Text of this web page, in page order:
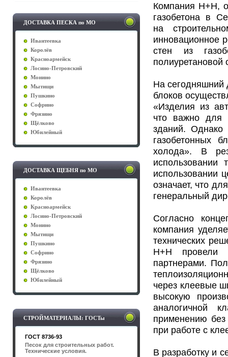
ДОСТАВКА ПЕСКА по МО
Ивантеевка
Королёв
Красноармейск
Лосино-Петровский
Монино
Мытищи
Пушкино
Софрино
Фрязино
Щёлково
Юбилейный
ДОСТАВКА ЩЕБНЯ по МО
Ивантеевка
Королёв
Красноармейск
Лосино-Петровский
Монино
Мытищи
Пушкино
Софрино
Фрязино
Щёлково
Юбилейный
СТРОЙМАТЕРИАЛЫ: ГОСТы
ГОСТ 8736-93
Песок для строительных работ.
Технические условия.
Компания Н+Н,
газобетона в
на
инновационное
стен из
полиуретановой
На сегодняшний
блоков
«Изделия из
что важно для
зданий. Однако
газобетонных
холода». В
использовании
означает, что
генеральный
Согласно
компания
технических
Н+Н провели
партнерами.
через клеевые
высокую
аналогичной
применению без
при работе с
В разработку и